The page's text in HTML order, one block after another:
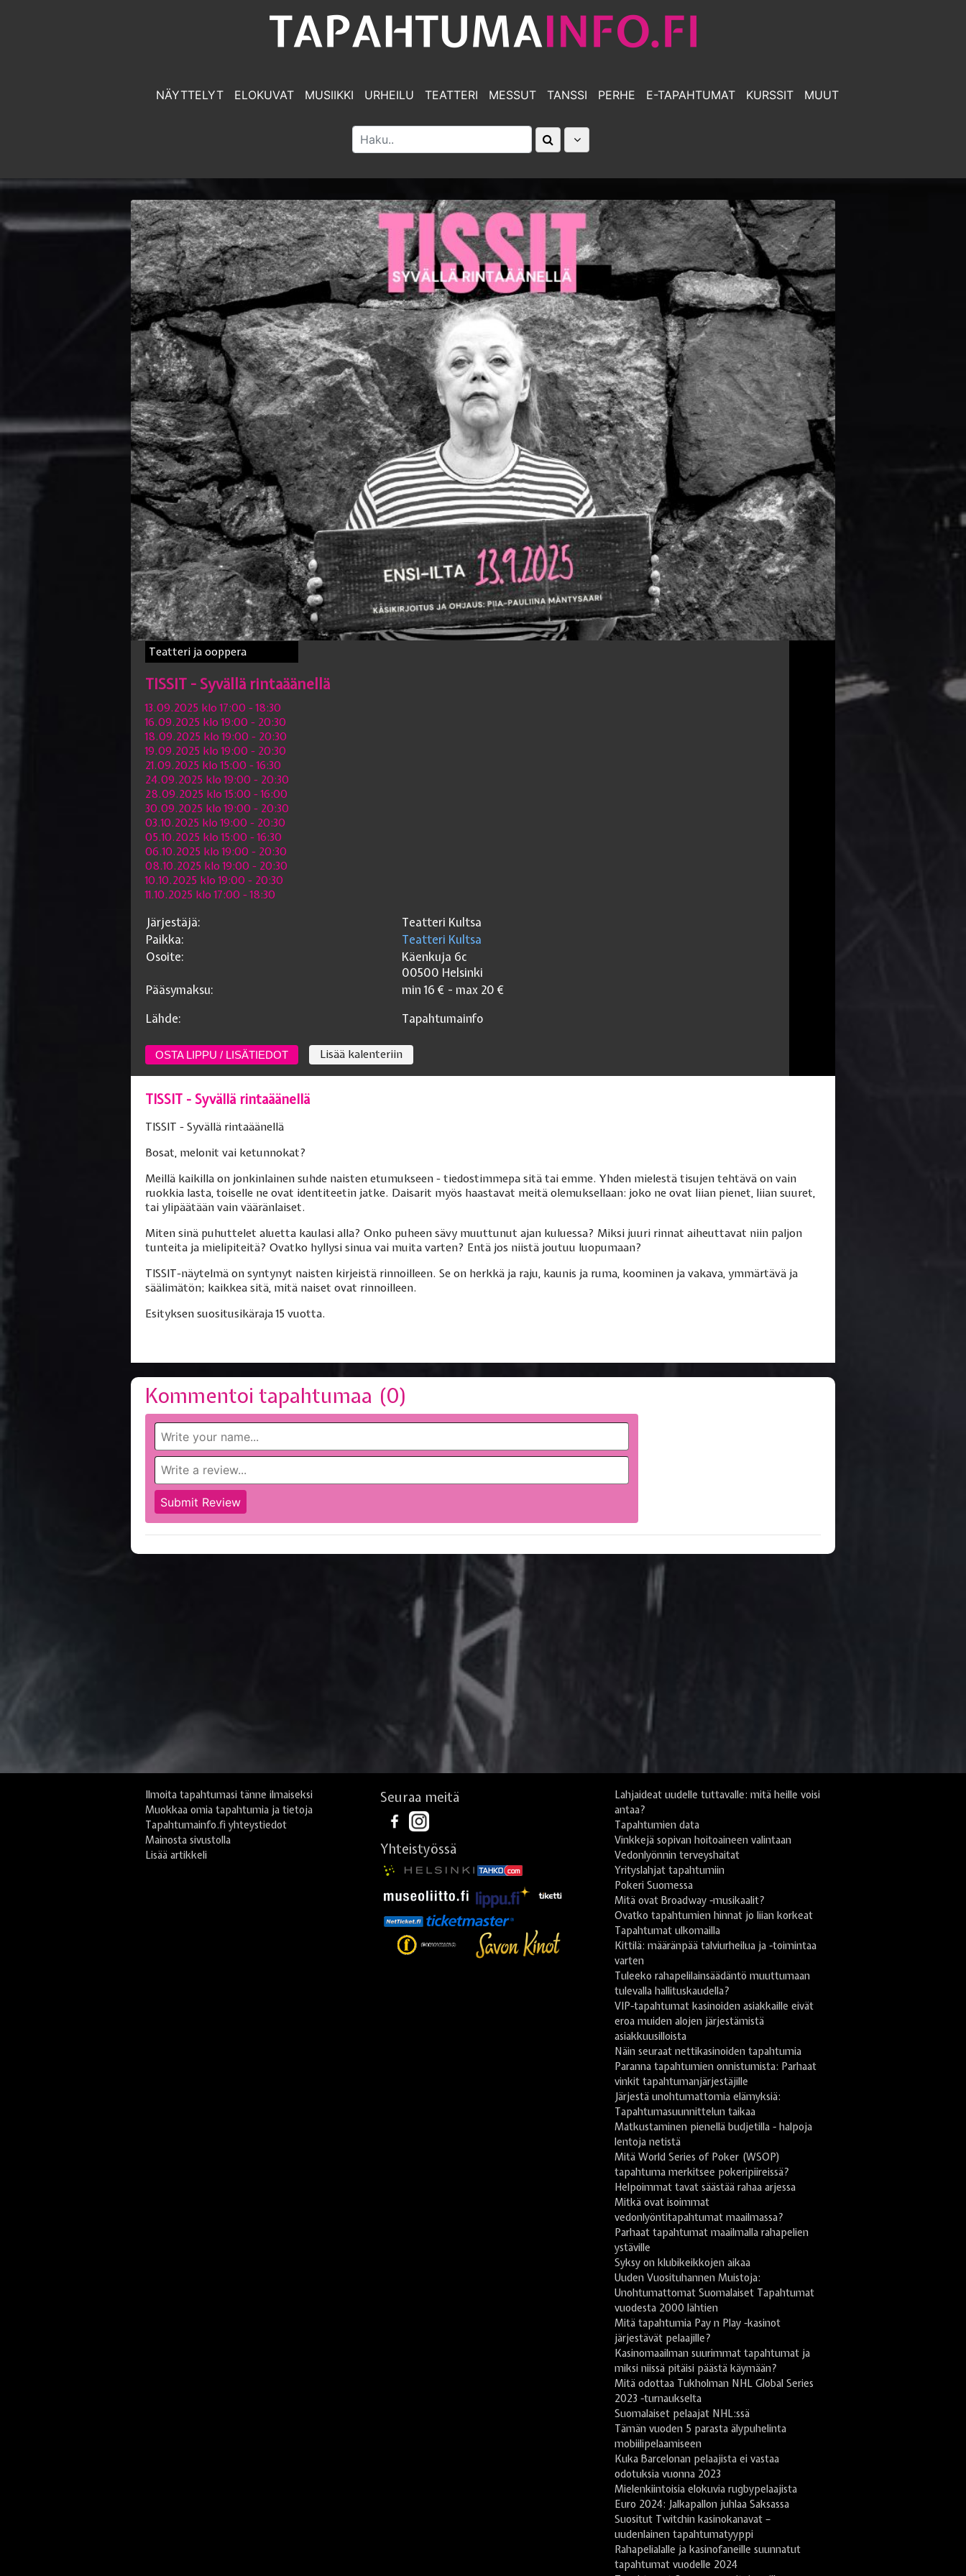
NÄYTTELYT ELOKUVAT MUSIIKKI URHEILU TEATTERI MESSUT TANSSI PERHE E-TAPAHTUMAT KURSSIT MUUT
Teatteri ja ooppera
TISSIT - Syvällä rintaäänellä
13.09.2025 klo 17:00 - 18:30
16.09.2025 klo 19:00 - 20:30
18.09.2025 klo 19:00 - 20:30
19.09.2025 klo 19:00 - 20:30
21.09.2025 klo 15:00 - 16:30
24.09.2025 klo 19:00 - 20:30
28.09.2025 klo 15:00 - 16:00
30.09.2025 klo 19:00 - 20:30
03.10.2025 klo 19:00 - 20:30
05.10.2025 klo 15:00 - 16:30
06.10.2025 klo 19:00 - 20:30
08.10.2025 klo 19:00 - 20:30
10.10.2025 klo 19:00 - 20:30
11.10.2025 klo 17:00 - 18:30
Järjestäjä:
Teatteri Kultsa
Paikka:
Teatteri Kultsa
Osoite:
Käenkuja 6c
00500 Helsinki
Pääsymaksu:
min 16 € - max 20 €
Lähde:
Tapahtumainfo
OSTA LIPPU / LISÄTIEDOT Lisää kalenteriin
TISSIT - Syvällä rintaäänellä
TISSIT - Syvällä rintaäänellä
Bosat, melonit vai ketunnokat?
Meillä kaikilla on jonkinlainen suhde naisten etumukseen - tiedostimmepa sitä tai emme. Yhden mielestä tisujen tehtävä on vain
ruokkia lasta, toiselle ne ovat identiteetin jatke. Daisarit myös haastavat meitä olemuksellaan: joko ne ovat liian pienet, liian suuret,
tai ylipäätään vain vääränlaiset.
Miten sinä puhuttelet aluetta kaulasi alla? Onko puheen sävy muuttunut ajan kuluessa? Miksi juuri rinnat aiheuttavat niin paljon
tunteita ja mielipiteitä? Ovatko hyllysi sinua vai muita varten? Entä jos niistä joutuu luopumaan?
TISSIT-näytelmä on syntynyt naisten kirjeistä rinnoilleen. Se on herkkä ja raju, kaunis ja ruma, koominen ja vakava, ymmärtävä ja
säälimätön; kaikkea sitä, mitä naiset ovat rinnoilleen.
Esityksen suositusikäraja 15 vuotta.
Kommentoi tapahtumaa (0)
Ilmoita tapahtumasi tänne ilmaiseksi
Muokkaa omia tapahtumia ja tietoja
Tapahtumainfo.fi yhteystiedot
Mainosta sivustolla
Lisää artikkeli
Seuraa meitä
Yhteistyössä
Lahjaideat uudelle tuttavalle: mitä heille voisi
antaa?
Tapahtumien data
Vinkkejä sopivan hoitoaineen valintaan
Vedonlyönnin terveyshaitat
Yrityslahjat tapahtumiin
Pokeri Suomessa
Mitä ovat Broadway -musikaalit?
Ovatko tapahtumien hinnat jo liian korkeat
Tapahtumat ulkomailla
Kittilä: määränpää talviurheilua ja -toimintaa
varten
Tuleeko rahapelilainsäädäntö muuttumaan
tulevalla hallituskaudella?
VIP-tapahtumat kasinoiden asiakkaille eivät
eroa muiden alojen järjestämistä
asiakkuusilloista
Näin seuraat nettikasinoiden tapahtumia
Paranna tapahtumien onnistumista: Parhaat
vinkit tapahtumanjärjestäjille
Järjestä unohtumattomia elämyksiä:
Tapahtumasuunnittelun taikaa
Matkustaminen pienellä budjetilla - halpoja
lentoja netistä
Mitä World Series of Poker (WSOP)
tapahtuma merkitsee pokeripiireissä?
Helpoimmat tavat säästää rahaa arjessa
Mitkä ovat isoimmat
vedonlyöntitapahtumat maailmassa?
Parhaat tapahtumat maailmalla rahapelien
ystäville
Syksy on klubikeikkojen aikaa
Uuden Vuosituhannen Muistoja:
Unohtumattomat Suomalaiset Tapahtumat
vuodesta 2000 lähtien
Mitä tapahtumia Pay n Play -kasinot
järjestävät pelaajille?
Kasinomaailman suurimmat tapahtumat ja
miksi niissä pitäisi päästä käymään?
Mitä odottaa Tukholman NHL Global Series
2023 -turnaukselta
Suomalaiset pelaajat NHL:ssä
Tämän vuoden 5 parasta älypuhelinta
mobiilipelaamiseen
Kuka Barcelonan pelaajista ei vastaa
odotuksia vuonna 2023
Mielenkiintoisia elokuvia rugbypelaajista
Euro 2024: Jalkapallon juhlaa Saksassa
Suositut Twitchin kasinokanavat –
uudenlainen tapahtumatyyppi
Rahapelialalle ja kasinofaneille suunnatut
tapahtumat vuodelle 2024